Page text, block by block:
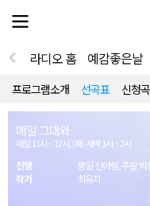
전
체
뉴
열
라디오 홈 예감좋은날
프로그램소개 선곡표 신청곡
매일 그대와
매일 11시 ~ 12시, (재) 새벽 1시 ~ 2시
진행
평일 신아림, 주말 박
작가
최유지